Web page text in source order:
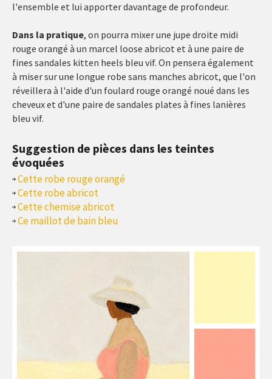
l'ensemble et lui apporter davantage de profondeur.
Dans la pratique, on pourra mixer une jupe droite midi
rouge orangé à un marcel loose abricot et à une paire de
fines sandales kitten heels bleu vif. On pensera également
à miser sur une longue robe sans manches abricot, que l'on
réveillera à l'aide d'un foulard rouge orangé noué dans les
cheveux et d'une paire de sandales plates à fines lanières
bleu vif.
Suggestion de pièces dans les teintes
évoquées
Cette robe rouge orangé
Cette robe abricot
Cette chemise abricot
Ce maillot de bain bleu